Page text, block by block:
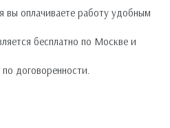
вы оплачиваете работу удобным
бесплатно по Москве и
договоренности.